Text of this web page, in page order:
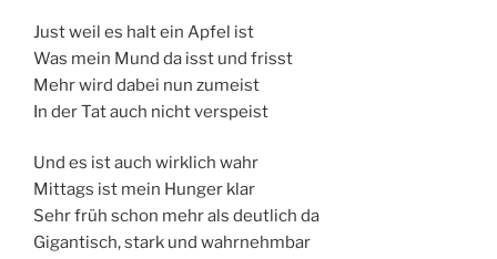
Just weil es halt ein Apfel ist
Was mein Mund da isst und frisst
Mehr wird dabei nun zumeist
In der Tat auch nicht verspeist
Und es ist auch wirklich wahr
Mittags ist mein Hunger klar
Sehr früh schon mehr als deutlich da
Gigantisch, stark und wahrnehmbar